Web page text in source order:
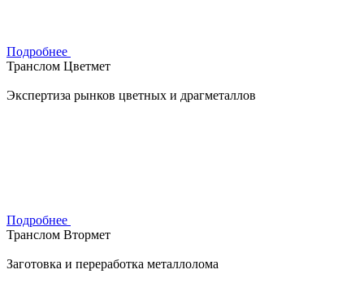
Подробнее
Транслом Цветмет
Экспертиза рынков цветных и драгметаллов
Подробнее
Транслом Втормет
Заготовка и переработка металлолома